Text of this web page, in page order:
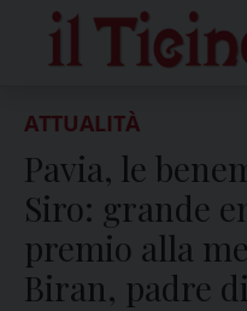
content
ATTUALITÀ
Pavia, le
Siro: grande
premio alla
Biran, padre